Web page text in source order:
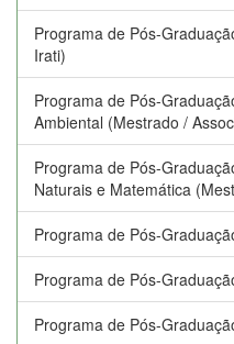
Programa de Pós-
Irati)
Programa de Pós-
Ambiental (Mestrado /
Programa de Pós-
Naturais e Matemática
Programa de Pós-
Programa de Pós-
Programa de Pós-